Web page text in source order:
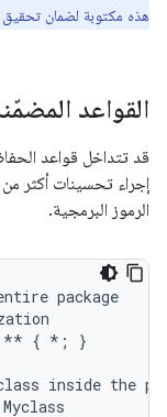
هذه مكتوبة لضمان
القواعد
قد تتداخل قواعد
الرموز البرمجية.
package
{ *; }
inside the